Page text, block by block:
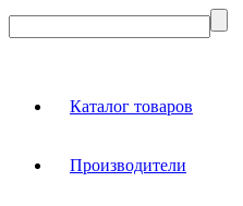
Каталог товаров
Производители